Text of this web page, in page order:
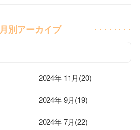
月別アーカイブ
2024年 11月(20)
2024年 9月(19)
2024年 7月(22)